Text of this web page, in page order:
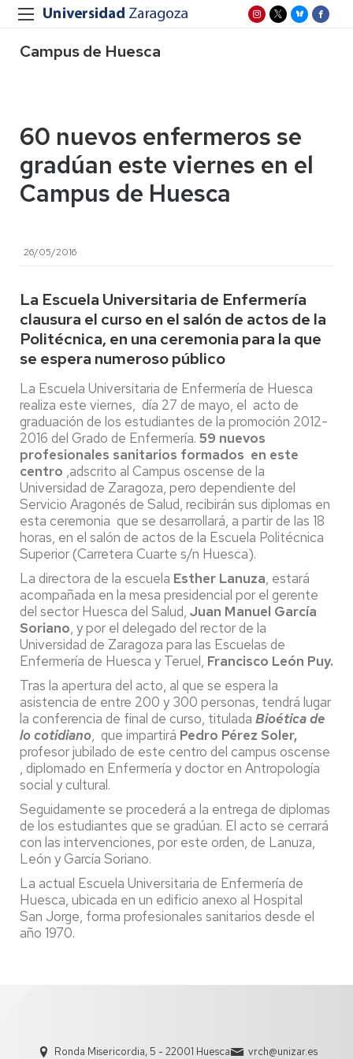
Campus de Huesca
60 nuevos enfermeros se
gradúan este viernes en el
Campus de Huesca
26/05/2016
La Escuela Universitaria de Enfermería
clausura el curso en el salón de actos de la
Politécnica, en una ceremonia para la que
se espera numeroso público
La Escuela Universitaria de Enfermería de Huesca
realiza este viernes, día 27 de mayo, el acto de
graduación de los estudiantes de la promoción 2012-
2016 del Grado de Enfermería. 59 nuevos
profesionales sanitarios formados en este
centro ,adscrito al Campus oscense de la
Universidad de Zaragoza, pero dependiente del
Servicio Aragonés de Salud, recibirán sus diplomas en
esta ceremonia que se desarrollará, a partir de las 18
horas, en el salón de actos de la Escuela Politécnica
Superior (Carretera Cuarte s/n Huesca).
La directora de la escuela Esther Lanuza, estará
acompañada en la mesa presidencial por el gerente
del sector Huesca del Salud, Juan Manuel García
Soriano, y por el delegado del rector de la
Universidad de Zaragoza para las Escuelas de
Enfermería de Huesca y Teruel, Francisco León Puy.
Tras la apertura del acto, al que se espera la
asistencia de entre 200 y 300 personas, tendrá lugar
la conferencia de final de curso, titulada Bioética de
lo cotidiano, que impartirá Pedro Pérez Soler,
profesor jubilado de este centro del campus oscense
, diplomado en Enfermería y doctor en Antropología
social y cultural.
Seguidamente se procederá a la entrega de diplomas
de los estudiantes que se gradúan. El acto se cerrará
con las intervenciones, por este orden, de Lanuza,
León y García Soriano.
La actual Escuela Universitaria de Enfermería de
Huesca, ubicada en un edificio anexo al Hospital
San Jorge, forma profesionales sanitarios desde el
año 1970.
Ronda Misericordia, 5 - 22001 Huesca vrch@unizar.es